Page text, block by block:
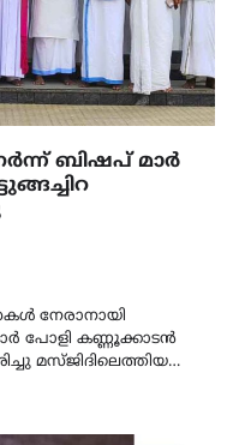
ബിഷപ്‌ മാർ
നേരാനായി
പോളി കണ്ണൂക്കാടൻ
മസ്ജിദിലെത്തിയ…